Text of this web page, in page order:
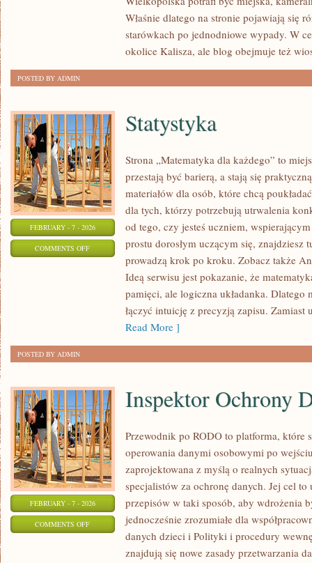
Właśnie dlatego na stronie pojawiają się
starówkach po jednodniowe wypady. W
okolice Kalisza, ale blog obejmuje też
POSTED BY ADMIN
FEBRUARY - 7 - 2026
COMMENTS OFFON
STATYSTYKA
Statystyka
Strona „Matematyka dla każdego” to
przestają być barierą, a stają się
materiałów dla osób, które chcą
dla tych, którzy potrzebują utrwalenia
od tego, czy jesteś uczniem,
prostu dorosłym uczącym się, znajdziesz
prowadzą krok po kroku. Zobacz także
Ideą serwisu jest pokazanie, że
pamięci, ale logiczna układanka. Dlatego
łączyć intuicję z precyzją zapisu. Zamiast
Read More ]
POSTED BY ADMIN
FEBRUARY - 7 - 2026
COMMENTS OFFON
INSPEKTOR
Inspektor Ochrony
Przewodnik po RODO to platforma, które
operowania danymi osobowymi po
zaprojektowana z myślą o realnych
specjalistów za ochronę danych. Jej cel to
przepisów w taki sposób, aby wdrożenia
jednocześnie zrozumiałe dla
danych dzieci i Polityki i procedury
znajdują się nowe zasady przetwarzania